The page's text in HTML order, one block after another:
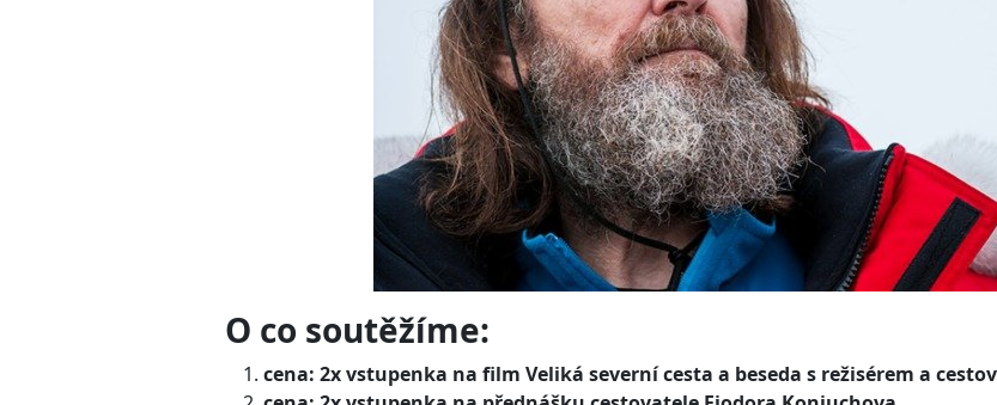
O co soutěžíme:
cena: 2x vstupenka na film Veliká severní cesta a beseda s režisérem a